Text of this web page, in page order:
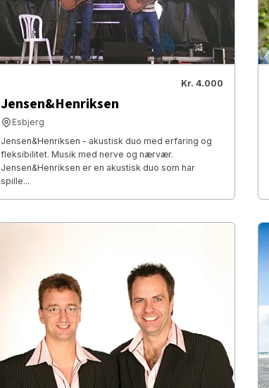
Kr. 4.000
Jensen&Henriksen
Esbjerg
Jensen&Henriksen - akustisk duo med erfaring og
fleksibilitet. Musik med nerve og nærvær.
Jensen&Henriksen er en akustisk duo som har
spille...